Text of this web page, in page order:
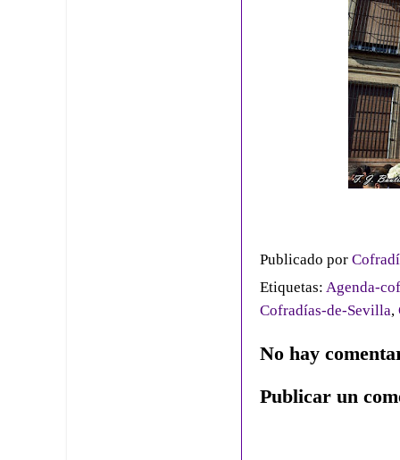
Publicado por
Etiquetas: Agenda-
Cofradías-de-Sevilla,
No hay
Publicar un